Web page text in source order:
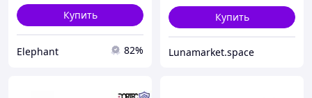
Купить
Elephant 82%
Купить
Lunamarket.space